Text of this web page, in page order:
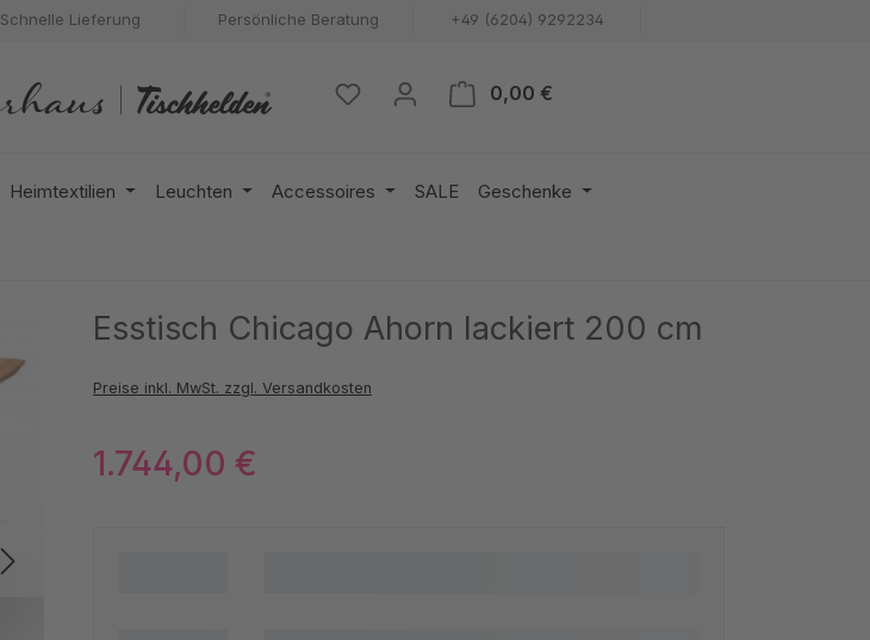
Schnelle Lieferung Persönliche Beratung +49 (6204) 9292234
0,00 €
Heimtextilien Leuchten Accessoires SALE Geschenke
Esstisch Chicago Ahorn lackiert 200 cm
Preise inkl. MwSt. zzgl. Versandkosten
1.744,00 €